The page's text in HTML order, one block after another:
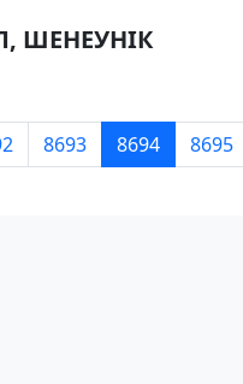
ШЕНЕУНIК
8693 8694 8695